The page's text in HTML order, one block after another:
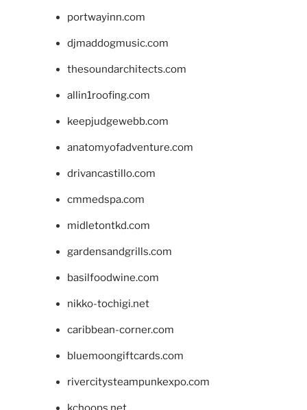
portwayinn.com
djmaddogmusic.com
thesoundarchitects.com
allin1roofing.com
keepjudgewebb.com
anatomyofadventure.com
drivancastillo.com
cmmedspa.com
midletontkd.com
gardensandgrills.com
basilfoodwine.com
nikko-tochigi.net
caribbean-corner.com
bluemoongiftcards.com
rivercitysteampunkexpo.com